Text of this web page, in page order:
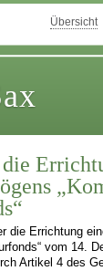
Übersicht
die Errichtung
vom 14.
Artikel 4 des